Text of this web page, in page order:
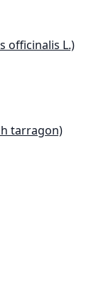
officinalis L.)
tarragon)